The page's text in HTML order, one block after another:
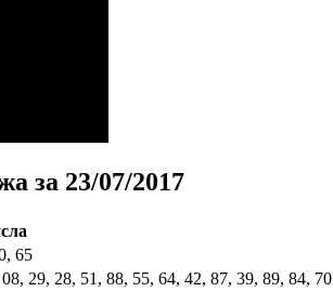
за 23/07/2017
65
29, 28, 51, 88, 55, 64, 42, 87, 39, 89, 84, 70